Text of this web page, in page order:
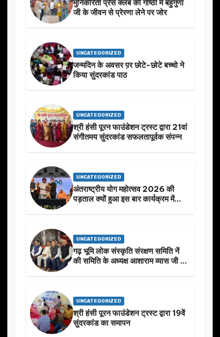
मुनिकीरेती प्रेस क्लब की गोष्ठी में बहुगुणा
जी के जीवन से प्रेरणा लेने पर जोर
UNCATEGORIZED
जन्मदिन के अवसर प़र छोटे-छोटे बच्चो ने
किया सुंदरकांड पाठ
UNCATEGORIZED
श्री हंसी पूरन फाउंडेशन ट्रस्ट द्वारा 21वां
संगीतमय सुंदरकांड सफलतापूर्वक संपन्न
UNCATEGORIZED
अंतराष्ट्रीय योग महोत्सव 2026 की
पड़ताल क्यों हुआ इस बार कार्यक्रम में
UNCATEGORIZED
गढ़ भूमि लोक संस्कृति संरक्षण समिति नें
की समिति के अध्यक्ष आशाराम व्यास जी के
UNCATEGORIZED
श्री हंसी पूरन फाउंडेशन ट्रस्ट द्वारा 19वें
सुंदरकांड का समापन